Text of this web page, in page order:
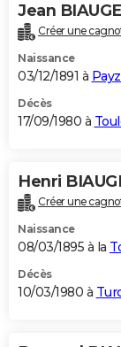
Jean
Créer une
Naissance
03/12/1891 à
Décès
17/09/1980 à
Henri
Créer une
Naissance
08/03/1895 à la
Décès
10/03/1980 à